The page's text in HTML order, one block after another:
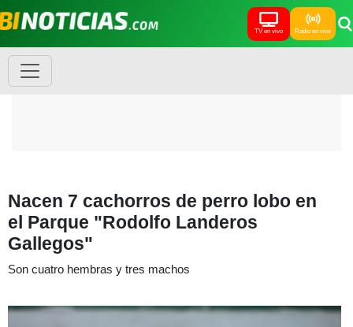
TV en vivo Radio en vivo
Nacen 7 cachorros de perro lobo en
el Parque "Rodolfo Landeros
Gallegos"
Son cuatro hembras y tres machos